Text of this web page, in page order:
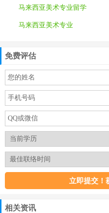
马来西亚美术专业留学
马来西亚美术专业
免费评估
相关资讯